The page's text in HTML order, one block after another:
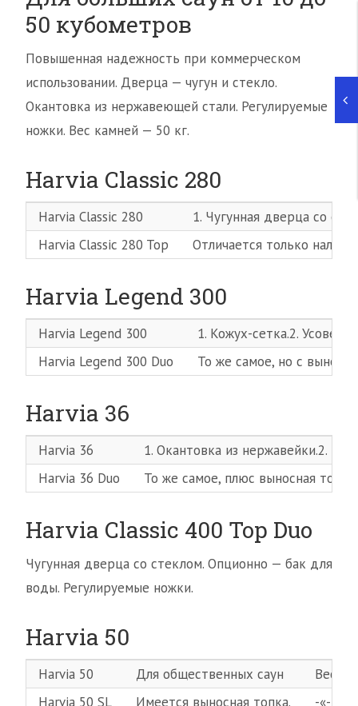
50 кубометров
Повышенная надежность при коммерческом
использовании. Дверца — чугун и стекло.
Окантовка из нержавеющей стали. Регулируемые
ножки. Вес камней — 50 кг.
Harvia Classic 280
Harvia Classic 280
1. Чугунная дверца со
Harvia Classic 280 Top
Отличается только
Harvia Legend 300
Harvia Legend 300
1. Кожух-сетка.2.
Harvia Legend 300 Duo
То же самое, но с
Harvia 36
Harvia 36
1. Окантовка из нержавейки.2.
Harvia 36 Duo
То же самое, плюс выносная
Harvia Classic 400 Top Duo
Чугунная дверца со стеклом. Опционно — бак для
воды. Регулируемые ножки.
Harvia 50
Harvia 50 Для общественных саун
Вес
Harvia 50 SL
Имеется выносная топка. -«-